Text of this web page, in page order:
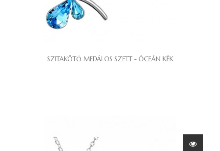
SZITAKÖTŐ MEDÁLOS SZETT - ÓCEÁN KÉK